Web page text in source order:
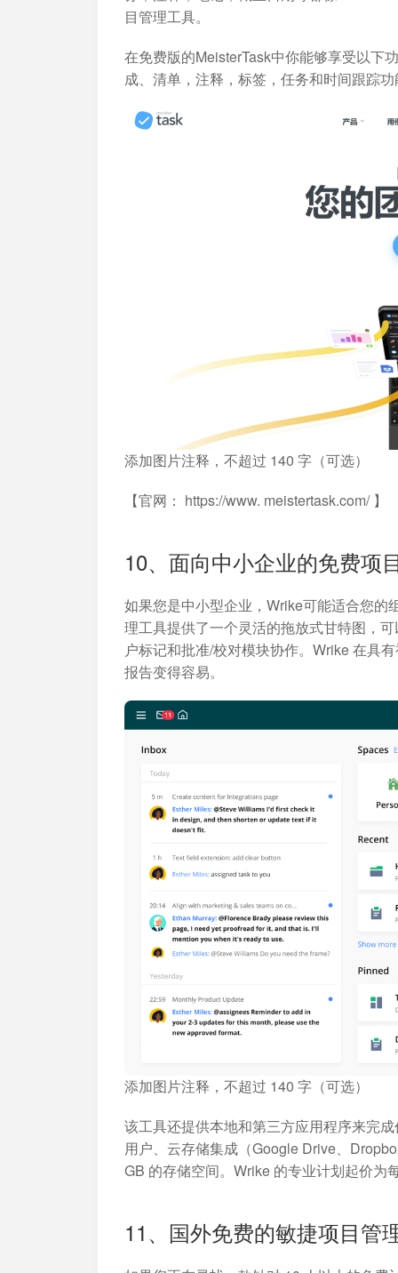
目管理工具。
在免费版的MeisterTask中你能够享受以下
成、清单，注释，标签，任务和时间跟踪
添加图片注释，不超过 140 字（可选）
【官网： https://www. meistertask.com/ 】
10、面向中小企业的免费项
如果您是中小型企业，Wrike可能适合您
理工具提供了一个灵活的拖放式甘特图，
户标记和批准/校对模块协作。Wrike 在具
报告变得容易。
添加图片注释，不超过 140 字（可选）
该工具还提供本地和第三方应用程序来完
用户、云存储集成（Google Drive、
GB 的存储空间。Wrike 的专业计划起价为
11、国外免费的敏捷项目管